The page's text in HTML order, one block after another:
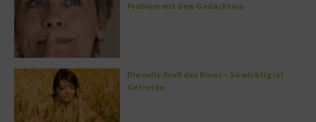
Problem mit dem Gedächtnis
Die volle Kraft des Korns – So wichtig ist
Getreide